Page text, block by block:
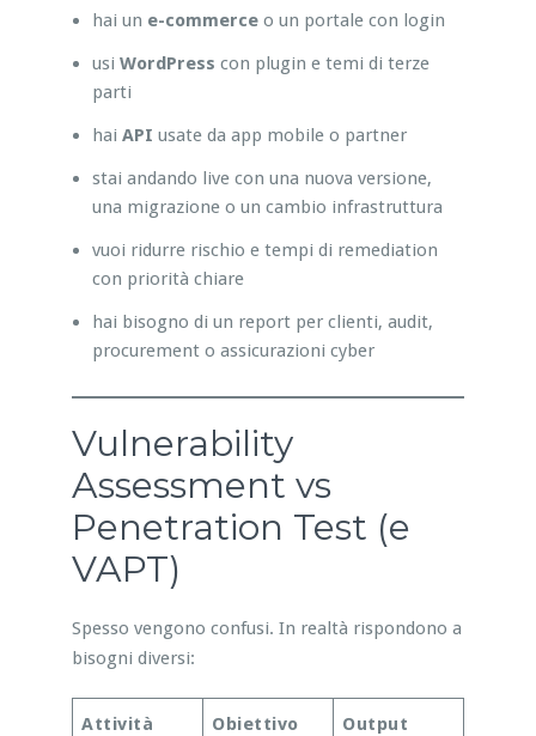
hai un e-commerceo un portale con login
usi WordPress con plugin e temi di terze
parti
hai API usate da app mobile o partner
stai andando live con una nuova versione,
una migrazione o un cambio infrastruttura
vuoi ridurre rischio e tempi di remediation
con priorità chiare
hai bisogno di un report per clienti, audit,
procurement o assicurazioni cyber
Vulnerability
Assessment vs
Penetration Test (e
VAPT)
Spesso vengono confusi. In realtà rispondono a
bisogni diversi:
Attività Obiettivo Output